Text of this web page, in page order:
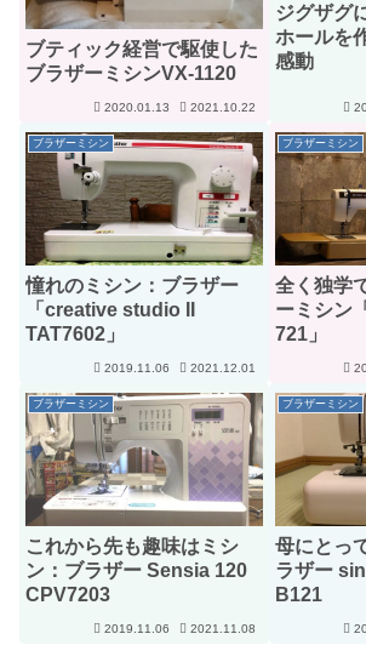
ブティック経営で駆使した
ブラザーミシンVX-1120
2020.01.13 2021.10.22
ジグザグ
ホールを
感動
ブラザーミシン
憧れのミシン：ブラザー
「creative studio II
TAT7602」
2019.11.06 2021.12.01
ブラザーミシン
全く独学
ーミシン
721」
ブラザーミシン
これから先も趣味はミシ
ン：ブラザー Sensia 120
CPV7203
2019.11.06 2021.11.08
ブラザーミシン
母にとっ
ラザー
B121